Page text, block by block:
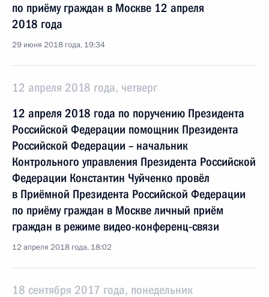
по приёму граждан в Москве 12 апреля
2018 года
29 июня 2018 года, 19:34
12 апреля 2018 года, четверг
12 апреля 2018 года по поручению Президента
Российской Федерации помощник Президента
Российской Федерации – начальник
Контрольного управления Президента Российской
Федерации Константин Чуйченко провёл
в Приёмной Президента Российской Федерации
по приёму граждан в Москве личный приём
граждан в режиме видео-конференц-связи
12 апреля 2018 года, 18:02
18 сентября 2017 года, понедельник